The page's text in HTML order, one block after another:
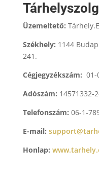
Üzemeltető:
Székhely: 1144
241.
Cégjegyzékszám: 01-
Adószám: 14571332-
Telefonszám: 06-1-
E-mail:
Honlap: